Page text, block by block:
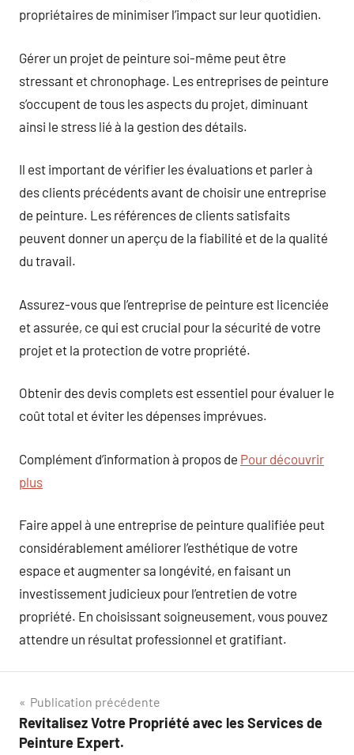
propriétaires de minimiser l’impact sur leur quotidien.
Gérer un projet de peinture soi-même peut être
stressant et chronophage. Les entreprises de peinture
s’occupent de tous les aspects du projet, diminuant
ainsi le stress lié à la gestion des détails.
Il est important de vérifier les évaluations et parler à
des clients précédents avant de choisir une entreprise
de peinture. Les références de clients satisfaits
peuvent donner un aperçu de la fiabilité et de la qualité
du travail.
Assurez-vous que l’entreprise de peinture est licenciée
et assurée, ce qui est crucial pour la sécurité de votre
projet et la protection de votre propriété.
Obtenir des devis complets est essentiel pour évaluer le
coût total et éviter les dépenses imprévues.
Complément d’information à propos de Pour découvrir
plus
Faire appel à une entreprise de peinture qualifiée peut
considérablement améliorer l’esthétique de votre
espace et augmenter sa longévité, en faisant un
investissement judicieux pour l’entretien de votre
propriété. En choisissant soigneusement, vous pouvez
attendre un résultat professionnel et gratifiant.
Navigation
de
Publication précédente
Revitalisez Votre Propriété avec les Services de
Peinture Expert.